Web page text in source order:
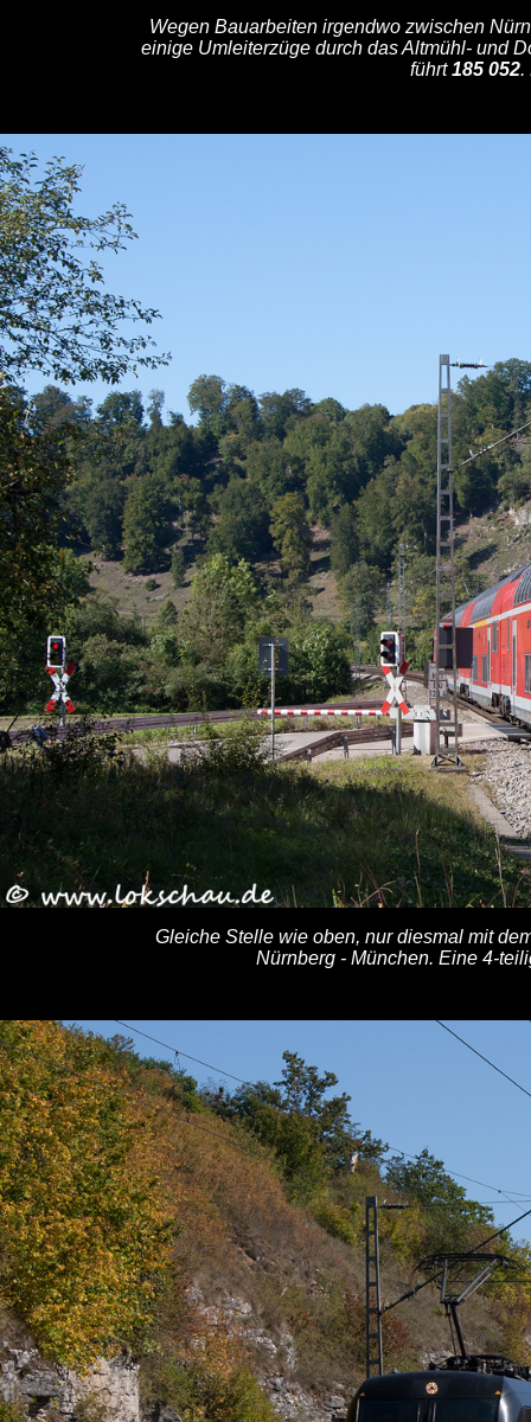
Wegen Bauarbeiten irgendwo zwischen
einige Umleiterzüge durch das Altmühl- und
führt185 052.
Gleiche Stelle wie oben, nur diesmal mit
Nürnberg - München. Eine 4-